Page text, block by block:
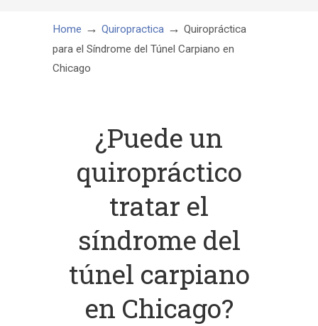
Home → Quiropractica → Quiropráctica
para el Síndrome del Túnel Carpiano en
Chicago
¿Puede un
quiropráctico
tratar el
síndrome del
túnel carpiano
en Chicago?